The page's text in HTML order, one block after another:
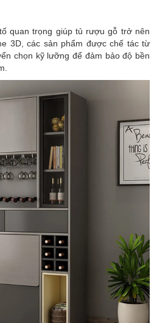
quan trọng giúp tủ rượu gỗ trở nên
3D, các sản phẩm được chế tác từ
chọn kỹ lưỡng để đảm bảo độ bền